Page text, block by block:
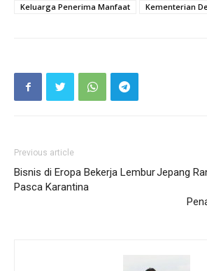
Keluarga Penerima Manfaat
Kementerian
Previous article
Bisnis di Eropa Bekerja Lembur
Pasca Karantina
Jepang